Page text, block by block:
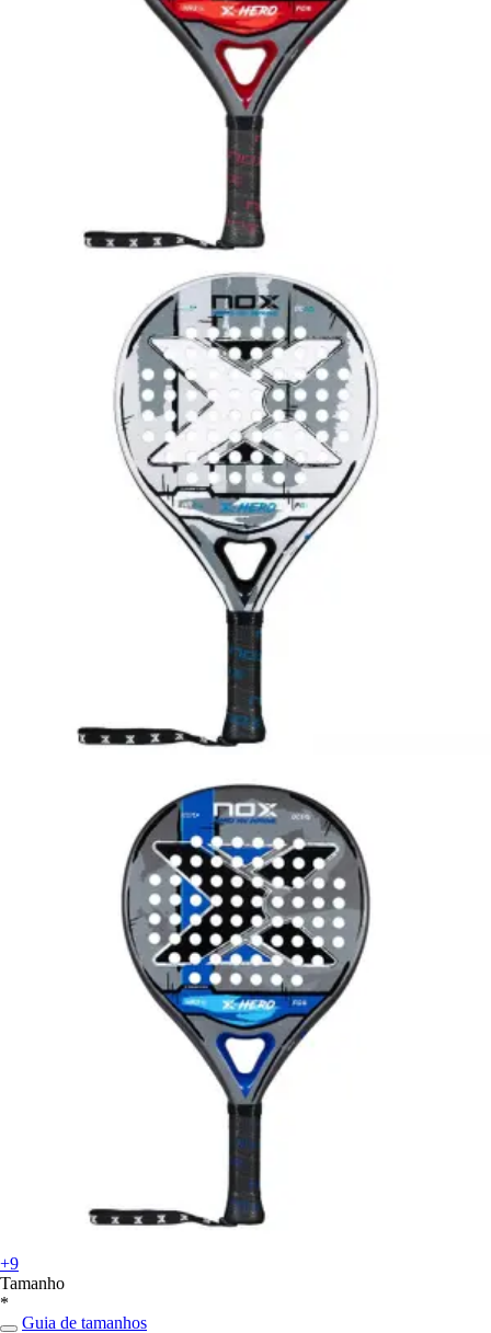
+9
Tamanho
*
Guia de tamanhos